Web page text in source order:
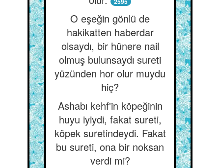
O eşeğin gönlü de
hakikatten haberdar
olsaydı, bir hünere nail
olmuş bulunsaydı sureti
yüzünden hor olur muydu
hiç?
Ashabı kehf'in köpeğinin
huyu iyiydi, fakat sureti,
köpek suretindeydi. Fakat
bu sureti, ona bir noksan
verdi mi?